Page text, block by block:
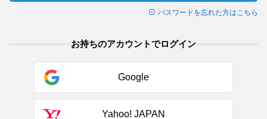
パスワードを忘れた方はこちら
お持ちのアカウントでログイン
Google
Yahoo! JAPAN